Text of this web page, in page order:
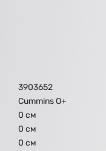
3903652
Cummins O+
0 см
0 см
0 см